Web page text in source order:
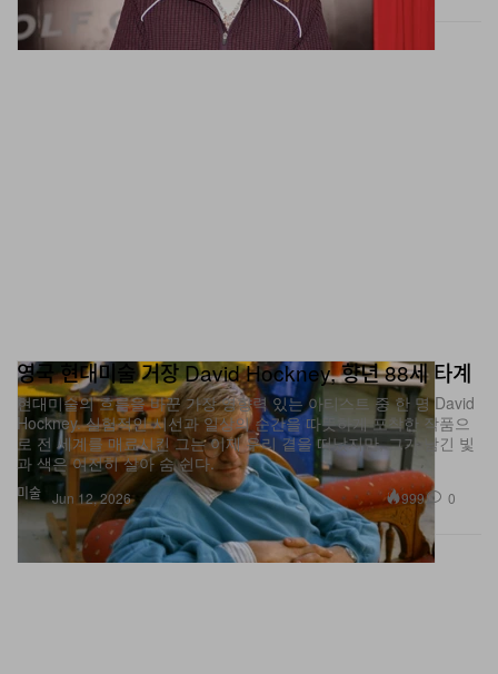
미술
영국 현대미술 거장 David Hockney, 향년 88세 타계
현대미술의 흐름을 바꾼 가장 영향력 있는 아티스트 중 한 명 David
Hockney. 실험적인 시선과 일상의 순간을 따뜻하게 포착한 작품으
로 전 세계를 매료시킨 그는 이제 우리 곁을 떠났지만, 그가 남긴 빛
과 색은 여전히 살아 숨 쉰다.
Jun 12, 2026 999 0